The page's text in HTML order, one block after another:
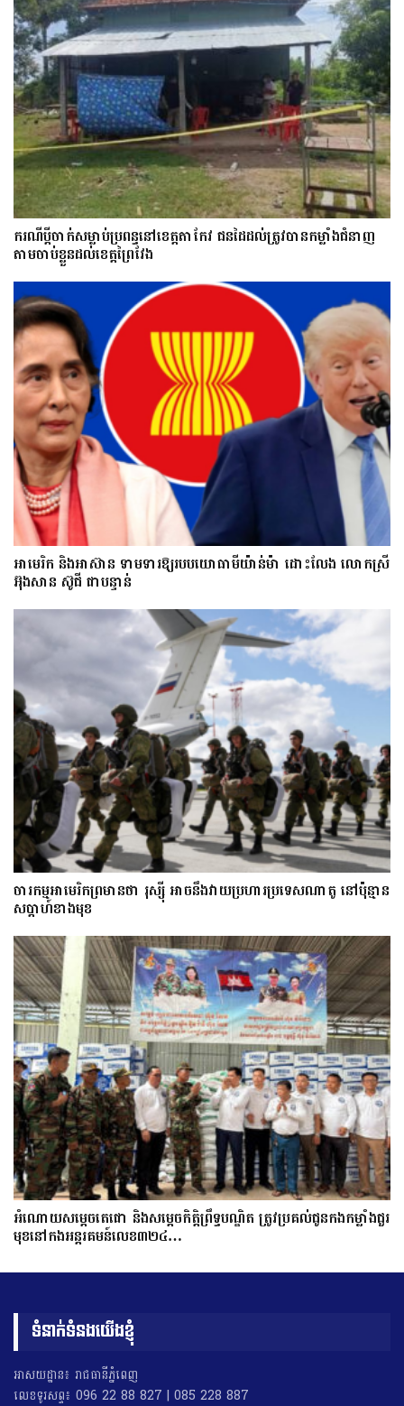
ករណីប្ដីចាក់សម្លាប់ប្រពន្ធនៅខេត្តតាកែវ ជនដៃដល់ត្រូវបានកម្លាំងជំនាញ
តាមចាប់ខ្លួនដល់ខេត្តព្រៃវែង
អាមេរិក និងអាស៊ាន ទាមទារឱ្យ​របបយោធាមីយ៉ាន់ម៉ា​ ដោះ​លែង​ លោកស្រី
អ៊ុងសាន ស៊ូជី ជា​បន្ទាន់
ចារកម្ម​អាមេរិក​ព្រមាន​ថា​ រុស្ស៊ី​ អាចនឹងវាយប្រហារប្រទេស​​ណា​តូ ​នៅ​ប៉ុន្មាន​
សប្តាហ៍​​ខាង​មុខ​​
អំណោយសម្តេចតេជោ និងសម្តេចកិត្តិព្រឹទ្ធបណ្ឌិត ត្រូវប្រគល់ជូនកងកម្លាំងជួរ
មុខនៅកងអន្តរគមន៍លេខ៣២៤…
ទំនាក់ទំនងយើងខ្ញុំ
អាសយដ្ឋាន៖ រាជធានីភ្នំពេញ
លេខទូរសព្ទ៖ 096 22 88 827 | 085 228 887